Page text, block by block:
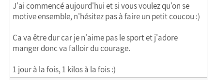
J'ai commencé aujourd'hui et si vous voulez qu'on se
motive ensemble, n'hésitez pas à faire un petit coucou :)
Ça va être dur car je n'aime pas le sport et j'adore
manger donc va falloir du courage.
1 jour à la fois, 1 kilos à la fois :)